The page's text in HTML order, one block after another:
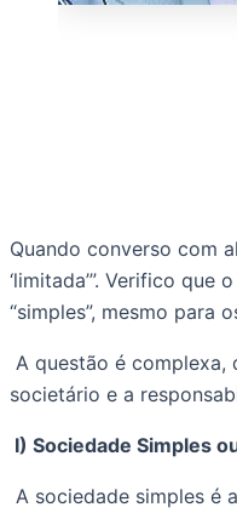
Quando converso com
‘limitada’”. Verifico
“simples”, mesmo para
societário e a
I) Sociedade Simples